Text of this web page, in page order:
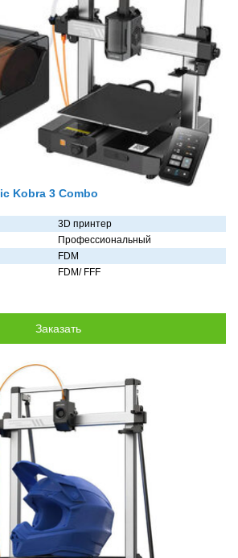
Kobra 3 Combo
3D принтер
Профессиональный
FDM
FDM/ FFF